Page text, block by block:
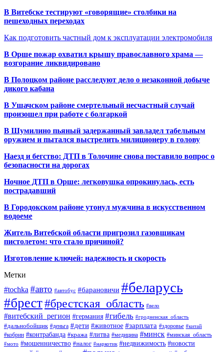
В Витебске тестируют «говорящие» столбики на
пешеходных переходах
Как подготовить частный дом к эксплуатации электромобиля
В Орше пожар охватил крышу православного храма —
возгорание ликвидировано
В Полоцком районе расследуют дело о незаконной добыче
дикого кабана
В Ушачском районе смертельный несчастный случай
произошел при работе с болгаркой
В Шумилино пьяный задержанный завладел табельным
оружием и пытался выстрелить милиционеру в голову
Наезд и бегство: ДТП в Толочине снова поставило вопрос о
безопасности на дорогах
Ночное ДТП в Орше: легковушка опрокинулась, есть
пострадавший
В Городокском районе утонул мужчина в искусственном
водоеме
Житель Витебской области пригрозил газовщикам
пистолетом: что стало причиной?
Изготовление ключей: надежность и скорость
Метки
#tochka #авто #автобус #барановичи #беларусь
#брест#брестская_область #вело
#витебский_регион #германия #гибель #гродненская_область
#дальнобойщик #деньга #дети #животное #зарплата #здоровье #китай
#кобрин #контрабанда #кража #литва #медицина #минск #минская_область
#мото #мошенничество #налог #наркотик #недвижимость #новости